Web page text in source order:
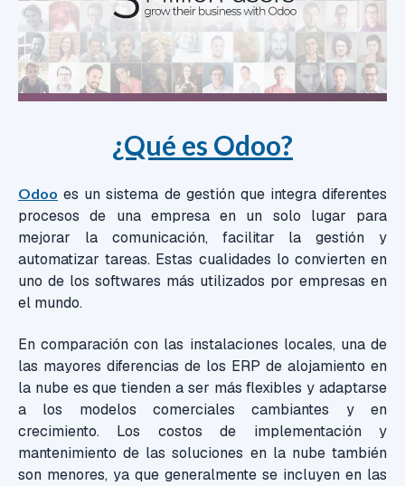
¿Qué es Odoo?
Odoo es un sistema de gestión que integra diferentes
procesos de una empresa en un solo lugar para
mejorar la comunicación, facilitar la gestión y
automatizar tareas. Estas cualidades lo convierten en
uno de los softwares más utilizados por empresas en
el mundo.
En comparación con las instalaciones locales, una de
las mayores diferencias de los ERP de alojamiento en
la nube es que tienden a ser más flexibles y adaptarse
a los modelos comerciales cambiantes y en
crecimiento. Los costos de implementación y
mantenimiento de las soluciones en la nube también
son menores, ya que generalmente se incluyen en las